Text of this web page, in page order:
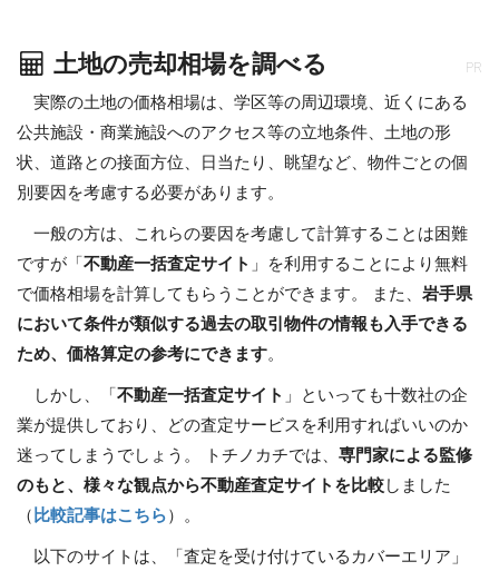
土地の売却相場を調べる PR
実際の土地の価格相場は、学区等の周辺環境、近くにある
公共施設・商業施設へのアクセス等の立地条件、土地の形
状、道路との接面方位、日当たり、眺望など、物件ごとの個
別要因を考慮する必要があります。
一般の方は、これらの要因を考慮して計算することは困難
ですが「 不動産一括査定サイト 」を利用することにより無料
で価格相場を計算してもらうことができます。 また、 岩手県
において条件が類似する過去の取引物件の情報も入手できる
ため、価格算定の参考にできます。
しかし、「 不動産一括査定サイト 」といっても十数社の企
業が提供しており、どの査定サービスを利用すればいいのか
迷ってしまうでしょう。 トチノカチでは、 専門家による監修
のもと、様々な観点から不動産査定サイトを比較 しました
（ 比較記事はこちら ）。
以下のサイトは、「査定を受け付けているカバーエリア」